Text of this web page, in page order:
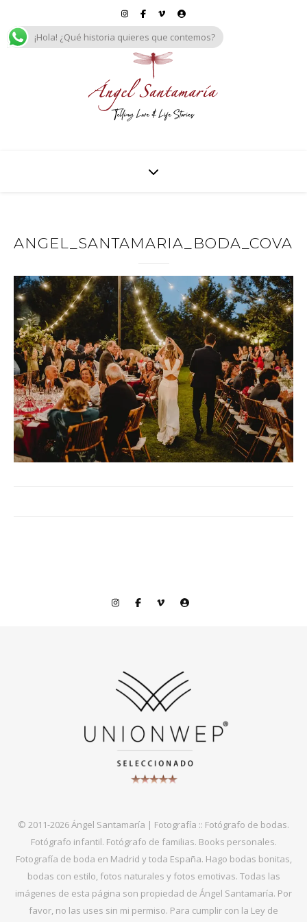
© 2011-2026 Ángel Santamaría | Fotografía :: Fotógrafo de bodas.
Fotógrafo infantil. Fotógrafo de familias. Books personales.
Fotografía de boda en Madrid y toda España. Hago bodas bonitas,
bodas con estilo, fotos naturales y fotos emotivas. Todas las
imágenes de esta página son propiedad de Ángel Santamaría. Por
favor, no las uses sin mi permiso. Para cumplir con la Ley de
¡Hola! ¿Qué historia quieres que contemos?